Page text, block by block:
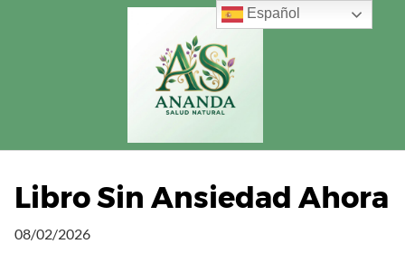
Libro Sin Ansiedad Ahora
08/02/2026
Español